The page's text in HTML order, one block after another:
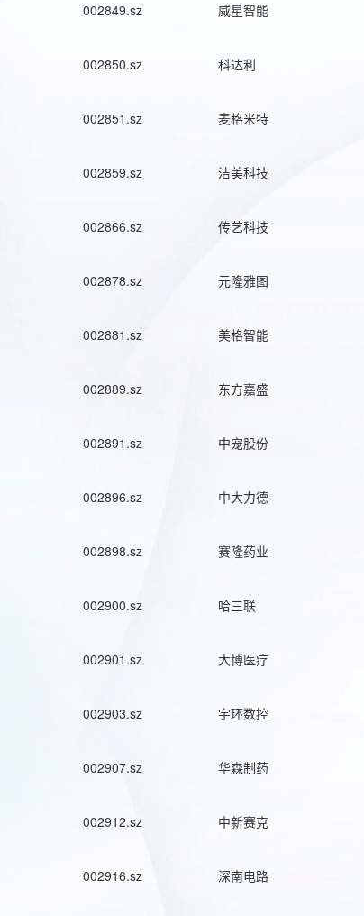
002849.sz 威星智能
002850.sz 科达利
002851.sz 麦格米特
002859.sz 洁美科技
002866.sz 传艺科技
002878.sz 元隆雅图
002881.sz 美格智能
002889.sz 东方嘉盛
002891.sz 中宠股份
002896.sz 中大力德
002898.sz 赛隆药业
002900.sz 哈三联
002901.sz 大博医疗
002903.sz 宇环数控
002907.sz 华森制药
002912.sz 中新赛克
002916.sz 深南电路